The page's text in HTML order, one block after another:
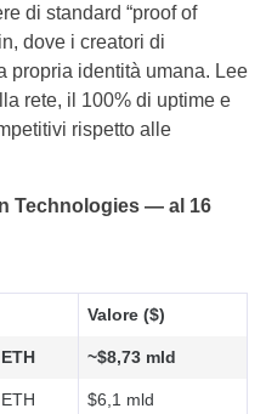
di standard “proof of
dove i creatori di
propria identità umana. Lee
rete, il 100% di uptime e
rispetto alle
Technologies — al 16
Valore ($)
~$8,73 mld
$6,1 mld